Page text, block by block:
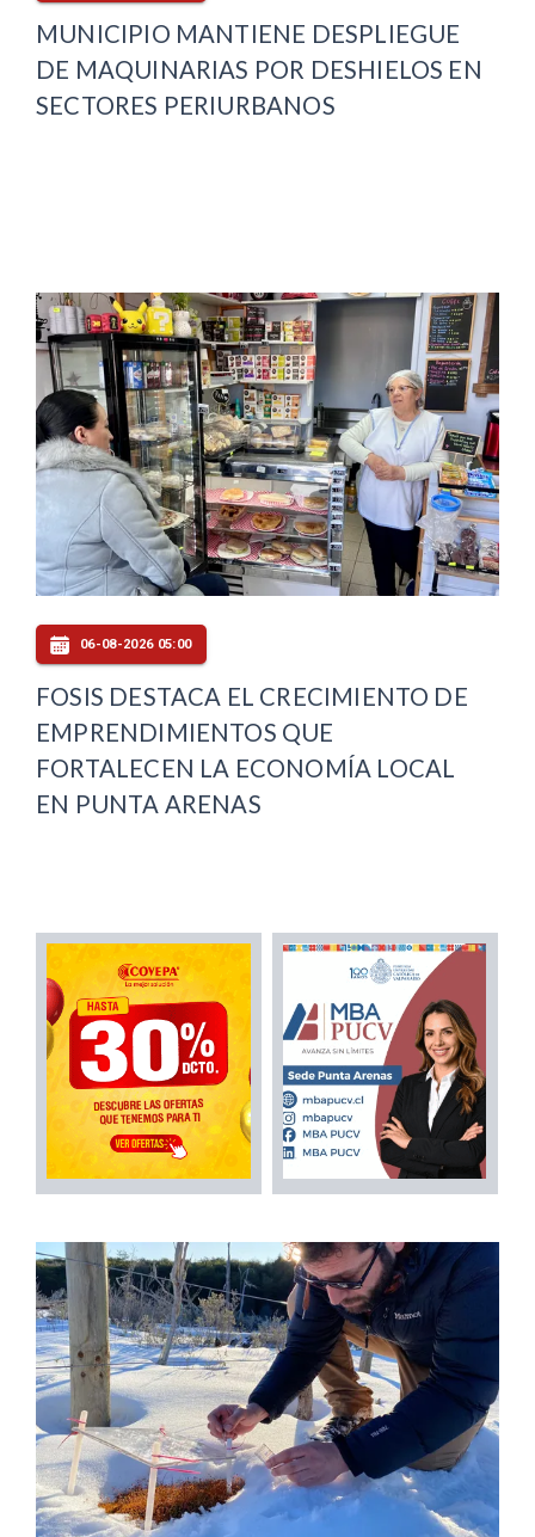
MUNICIPIO MANTIENE DESPLIEGUE
DE MAQUINARIAS POR DESHIELOS EN
SECTORES PERIURBANOS
06-08-2026 05:00
FOSIS DESTACA EL CRECIMIENTO DE
EMPRENDIMIENTOS QUE
FORTALECEN LA ECONOMÍA LOCAL
EN PUNTA ARENAS